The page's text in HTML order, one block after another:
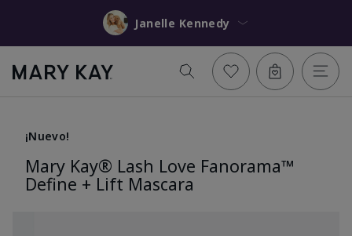
Janelle Kennedy
¡Nuevo!
Mary Kay® Lash Love Fanorama™
Define + Lift Mascara